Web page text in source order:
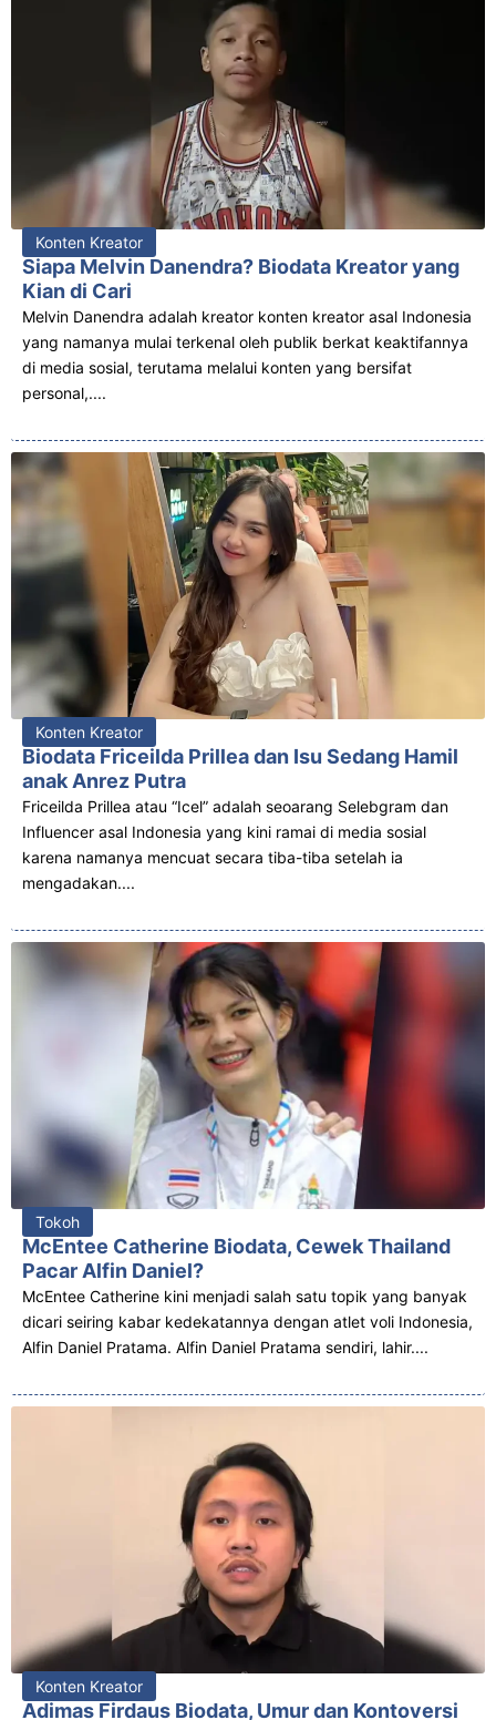
Konten Kreator
Siapa Melvin Danendra? Biodata Kreator yang
Kian di Cari
Melvin Danendra adalah kreator konten kreator asal Indonesia
yang namanya mulai terkenal oleh publik berkat keaktifannya
di media sosial, terutama melalui konten yang bersifat
personal,....
Konten Kreator
Biodata Friceilda Prillea dan Isu Sedang Hamil
anak Anrez Putra
Friceilda Prillea atau “Icel” adalah seoarang Selebgram dan
Influencer asal Indonesia yang kini ramai di media sosial
karena namanya mencuat secara tiba-tiba setelah ia
mengadakan....
Tokoh
McEntee Catherine Biodata, Cewek Thailand
Pacar Alfin Daniel?
McEntee Catherine kini menjadi salah satu topik yang banyak
dicari seiring kabar kedekatannya dengan atlet voli Indonesia,
Alfin Daniel Pratama. Alfin Daniel Pratama sendiri, lahir....
Konten Kreator
Adimas Firdaus Biodata, Umur dan Kontoversi